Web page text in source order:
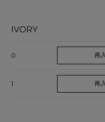
IVORY
0 再
1 再